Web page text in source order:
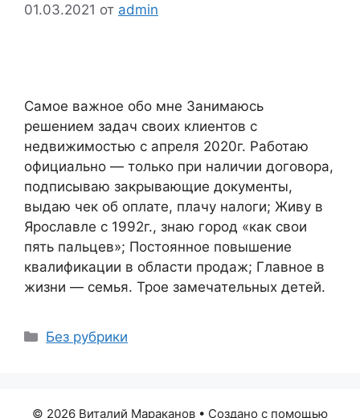
01.03.2021 от admin
Самое важное обо мне Занимаюсь
решением задач своих клиентов с
недвижимостью с апреля 2020г. Работаю
официально — только при наличии договора,
подписываю закрывающие документы,
выдаю чек об оплате, плачу налоги; Живу в
Ярославле с 1992г., знаю город «как свои
пять пальцев»; Постоянное повышение
квалификации в области продаж; Главное в
жизни — семья. Трое замечательных детей.
Рубрики
Без рубрики
© 2026 Виталий Мараканов • Создано с помощью